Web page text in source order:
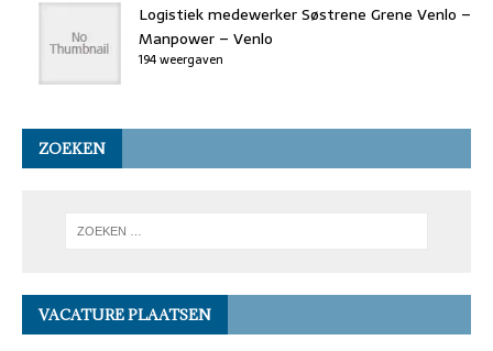
Logistiek medewerker Søstrene Grene Venlo –
Manpower – Venlo
194 weergaven
ZOEKEN
VACATURE PLAATSEN